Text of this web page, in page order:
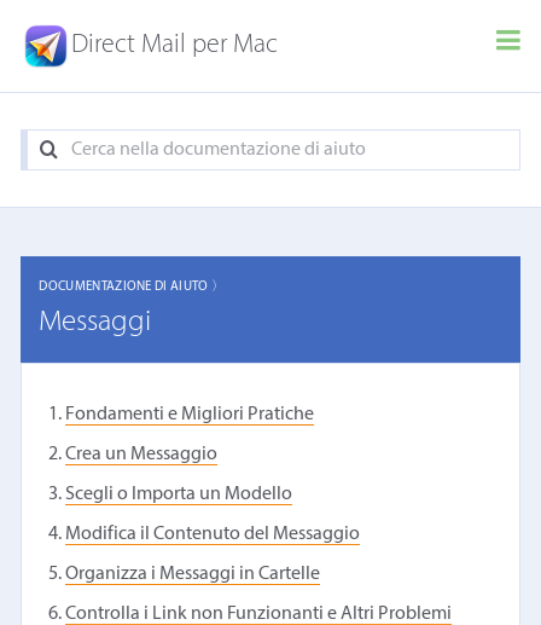
Direct Mail per Mac
DOCUMENTAZIONE DI AIUTO 〉
Messaggi
Fondamenti e Migliori Pratiche
Crea un Messaggio
Scegli o Importa un Modello
Modifica il Contenuto del Messaggio
Organizza i Messaggi in Cartelle
Controlla i Link non Funzionanti e Altri Problemi